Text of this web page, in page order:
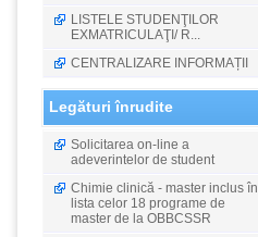
LISTELE STUDENŢILOR
EXMATRICULAŢI/ R...
CENTRALIZARE INFORMAȚII
Legături înrudite
Solicitarea on-line a
adeverintelor de student
Chimie clinică - master inclus în
lista celor 18 programe de
master de la OBBCSSR